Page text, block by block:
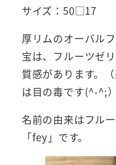
サイズ：50□17
厚リムのオーバル
宝は、フルーツゼ
質感があります。
は目の毒です(^-^;）
名前の由来はフル
「fey」です。